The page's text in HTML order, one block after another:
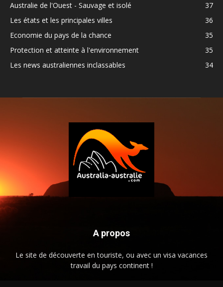
Australie de l'Ouest - Sauvage et isolé
37
Les états et les principales villes
36
Economie du pays de la chance
35
Protection et atteinte à l'environnement
35
Les news australiennes inclassables
34
A propos
Le site de découverte en touriste, ou avec un visa vacances
travail du pays continent !